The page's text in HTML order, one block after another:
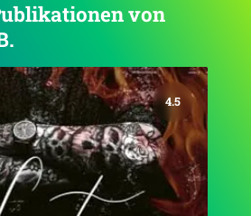
von
4.7